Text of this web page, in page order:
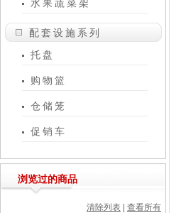
水果蔬菜架
配套设施系列
托盘
购物篮
仓储笼
促销车
浏览过的商品
清除列表 查看所有